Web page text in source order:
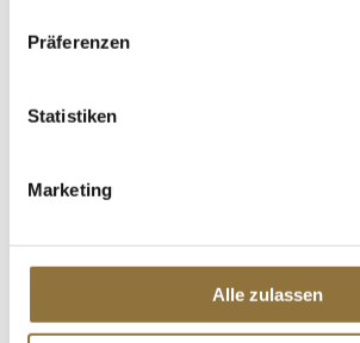
Präferenzen
Statistiken
Marketing
Alle zulassen
€ 59,50/ kg